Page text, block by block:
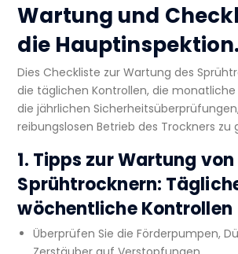
Wartung und
die Hauptinspektion.
DiesCheckliste zur Wartung des
die täglichen Kontrollen, die
die jährlichen
reibungslosen Betrieb des Trockners zu
1. Tipps zur Wartung von
Sprühtrocknern:
wöchentliche Kontrollen
Überprüfen Sie die Förderpumpen,